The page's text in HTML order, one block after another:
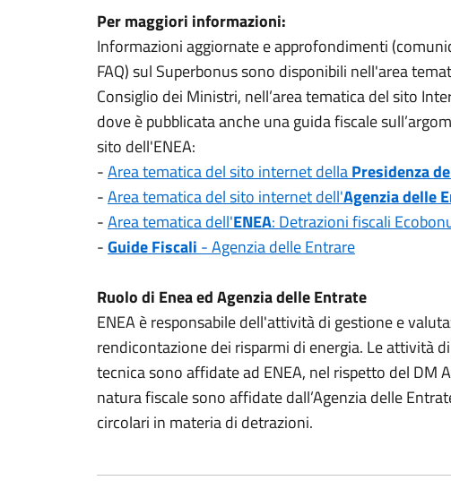
Per maggiori informazioni:
Informazioni aggiornate e approfondimenti
FAQ) sul Superbonus sono disponibili nell'area
Consiglio dei Ministri, nell’area tematica del sito
dove è pubblicata anche una guida fiscale
sito dell'ENEA:
-Area tematica del sito internet dellaPresidenza
-Area tematica del sito internet dell'Agenzia delle
-Area tematica dell'ENEA: Detrazioni fiscali
-Guide Fiscali - Agenzia delle Entrare
Ruolo di Enea ed Agenzia delle Entrate
ENEA è responsabile dell'attività di gestione e
rendicontazione dei risparmi di energia. Le attività
tecnica sono affidate ad ENEA, nel rispetto del DM
natura fiscale sono affidate dall’Agenzia delle
circolari in materia di detrazioni.